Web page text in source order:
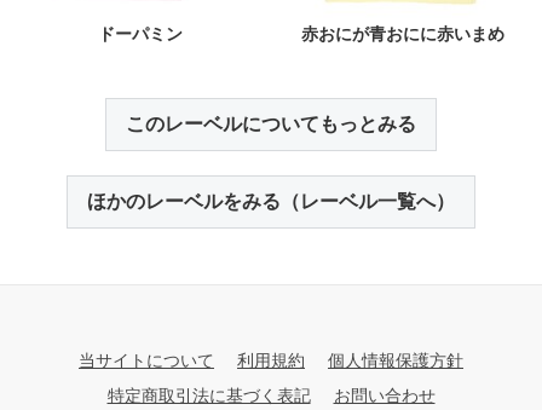
ドーパミン 赤おにが青おにに赤いまめ
このレーベルについてもっとみる
ほかのレーベルをみる（レーベル一覧へ）
当サイトについて 利用規約
個人情報保護方針
特定商取引法に基づく表記
お問い合わせ